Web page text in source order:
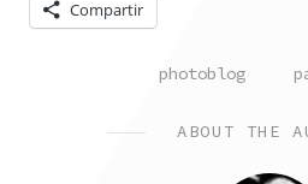
Compartir
POSTED
photoblog
ABOUT THE